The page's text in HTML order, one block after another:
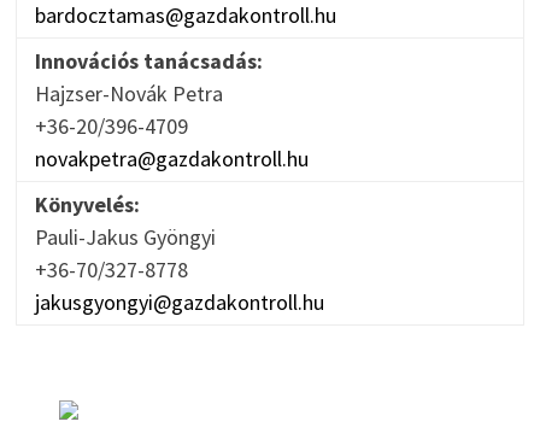
bardocztamas@gazdakontroll.hu
Innovációs tanácsadás:
Hajzser-Novák Petra
+36-20/396-4709
novakpetra@gazdakontroll.hu
Könyvelés:
Pauli-Jakus Gyöngyi
+36-70/327-8778
jakusgyongyi@gazdakontroll.hu